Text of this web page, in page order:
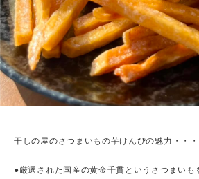
干しの屋のさつまいもの芋けんぴの魅力・・・
●厳選された国産の黄金千貫というさつまいも